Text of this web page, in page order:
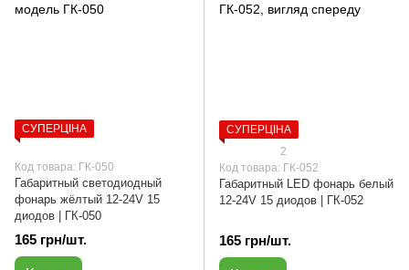
СУПЕРЦІНА
Код товара: ГК-050
Габаритный светодиодный
фонарь жёлтый 12-24V 15
диодов | ГК-050
165 грн/шт.
СУПЕРЦІНА
2
Код товара: ГК-052
Габаритный LED фонарь белый
12-24V 15 диодов | ГК-052
165 грн/шт.